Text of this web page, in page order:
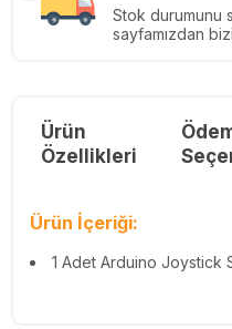
Stok durumunu
sayfamızdan
Ürün
Özellikleri
Ürün İçeriği:
1 Adet Arduino Joystick